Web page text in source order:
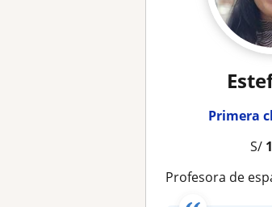
Primera
S/
Profesora de español,